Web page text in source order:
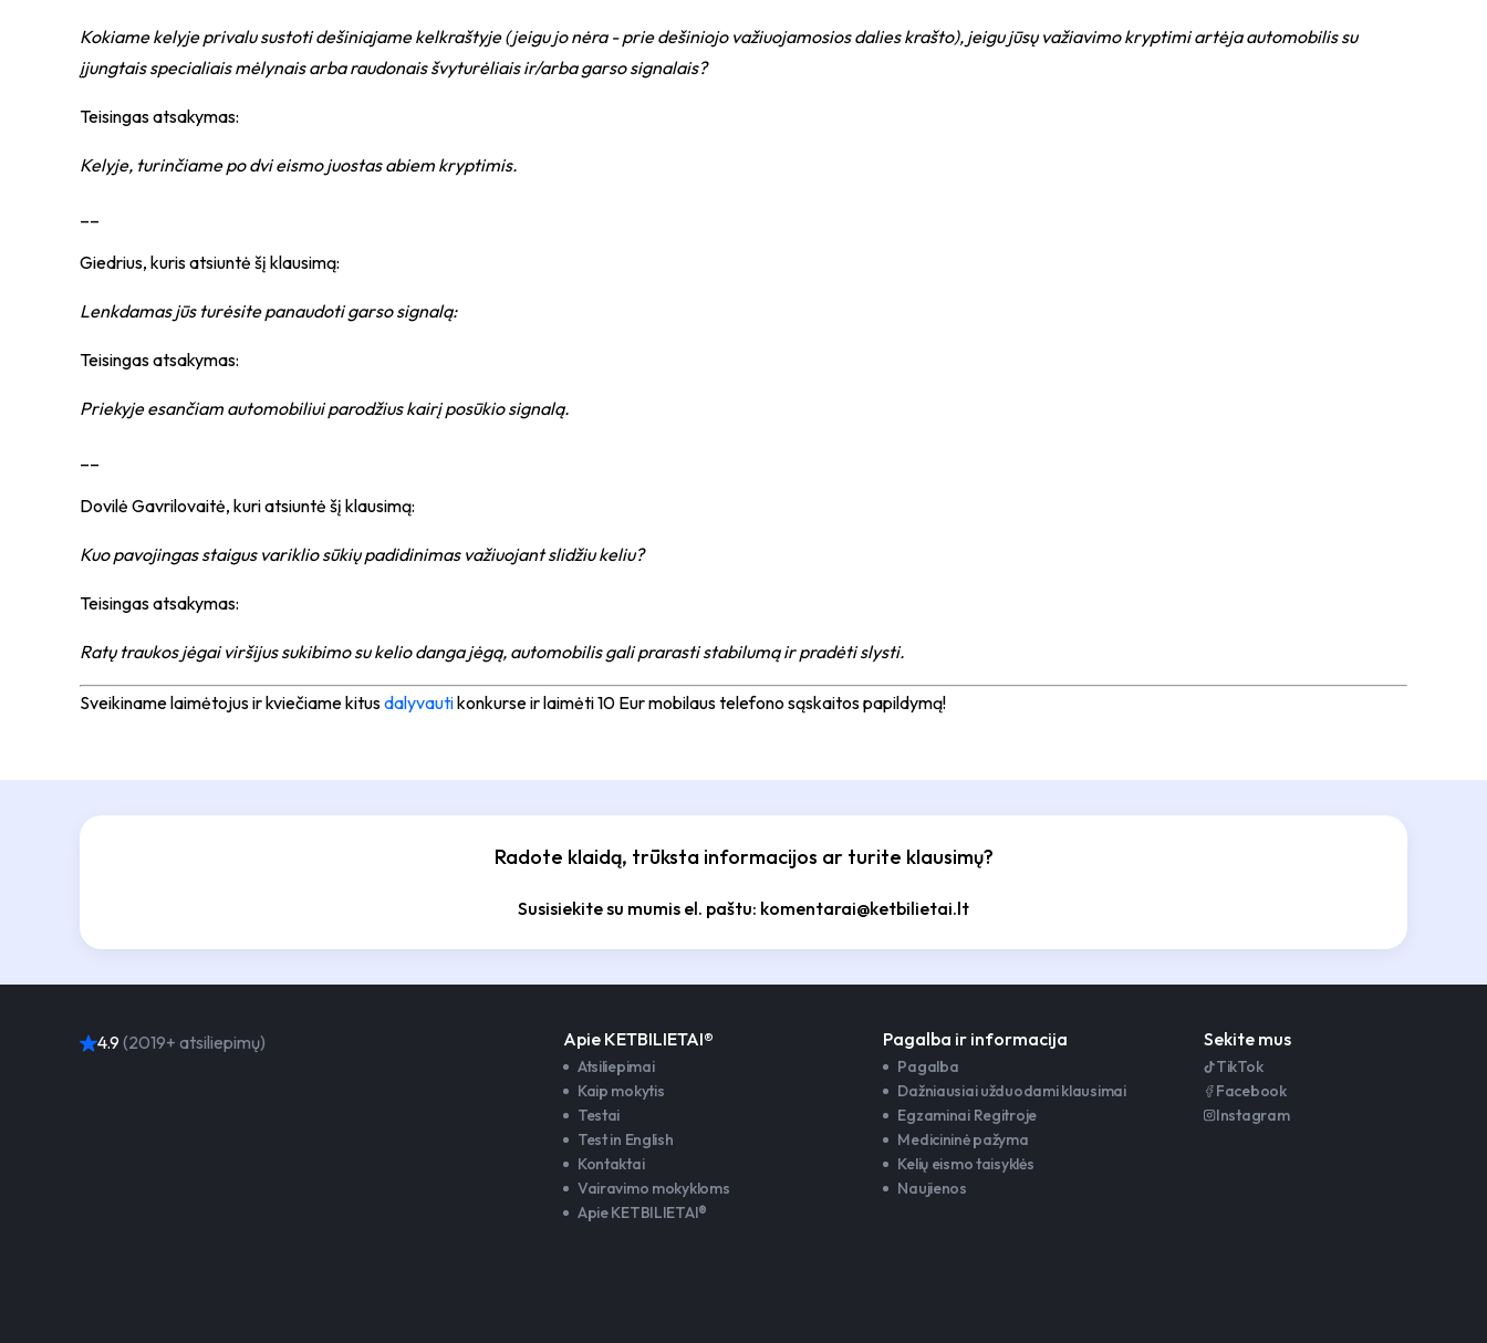
Kokiame kelyje privalu sustoti dešiniajame kelkraštyje (jeigu jo nėra - prie dešiniojo važiuojamosios dalies krašto), jeigu jūsų važiavimo kryptimi artėja automobilis su
įjungtais specialiais mėlynais arba raudonais švyturėliais ir/arba garso signalais?
Teisingas atsakymas:
Kelyje, turinčiame po dvi eismo juostas abiem kryptimis.
Giedrius, kuris atsiuntė šį klausimą:
Lenkdamas jūs turėsite panaudoti garso signalą:
Teisingas atsakymas:
Priekyje esančiam automobiliui parodžius kairį posūkio signalą.
Dovilė Gavrilovaitė, kuri atsiuntė šį klausimą:
Kuo pavojingas staigus variklio sūkių padidinimas važiuojant slidžiu keliu?
Teisingas atsakymas:
Ratų traukos jėgai viršijus sukibimo su kelio danga jėgą, automobilis gali prarasti stabilumą ir pradėti slysti.
Sveikiname laimėtojus ir kviečiame kitusdalyvautikonkurse ir laimėti 10 Eur mobilaus telefono sąskaitos papildymą!
Radote klaidą, trūksta informacijos ar turite klausimų?
Susisiekite su mumis el. paštu: komentarai@ketbilietai.lt
4.9 (2019+ atsiliepimų) Apie KETBILIETAI®
Atsiliepimai
Kaip mokytis
Testai
Test in English
Kontaktai
Vairavimo mokykloms
Apie KETBILIETAI®
Pagalba ir informacija
Pagalba
Dažniausiai užduodami klausimai
Egzaminai Regitroje
Medicininė pažyma
Kelių eismo taisyklės
Naujienos
Sekite mus
TikTok
Facebook
Instagram